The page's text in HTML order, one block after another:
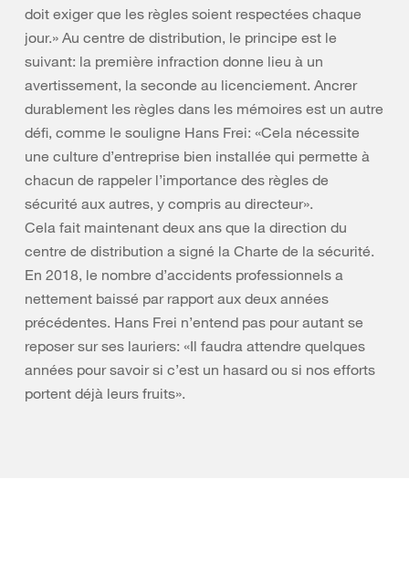
doit exiger que les règles soient respectées chaque
jour.» Au centre de distribution, le principe est le
suivant: la première infraction donne lieu à un
avertissement, la seconde au licenciement. Ancrer
durablement les règles dans les mémoires est un autre
défi, comme le souligne Hans Frei: «Cela nécessite
une culture d’entreprise bien installée qui permette à
chacun de rappeler l’importance des règles de
sécurité aux autres, y compris au directeur».
Cela fait maintenant deux ans que la direction du
centre de distribution a signé la Charte de la sécurité.
En 2018, le nombre d’accidents professionnels a
nettement baissé par rapport aux deux années
précédentes. Hans Frei n’entend pas pour autant se
reposer sur ses lauriers: «Il faudra attendre quelques
années pour savoir si c’est un hasard ou si nos efforts
portent déjà leurs fruits».